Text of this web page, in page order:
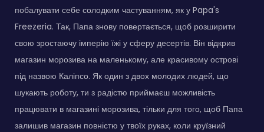
побалувати себе солодким частуванням, як у Papa's
Freezeria. Так, Папа знову повертається, щоб розширити
свою зростаючу імперію їжі у сферу десертів. Він відкрив
магазин морозива на маленькому, але красивому острові
під назвою Каліпсо. Як один з двох молодих людей, що
шукають роботу, ти з радістю приймаєш можливість
працювати в магазині морозива, тільки для того, щоб Папа
залишив магазин повністю у твоїх руках, коли круїзний